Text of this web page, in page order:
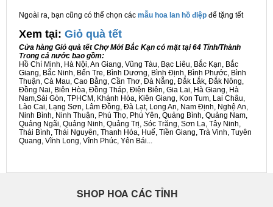
Ngoài ra, bạn cũng có thể chọn các mẫu hoa lan hồ điệp để tặng tết
Xem tại: Giỏ quà tết
Cửa hàng Giỏ quà tết Chợ Mới Bắc Kạn có mặt tại 64 Tỉnh/Thành
Trong cả nước bao gồm:
Hồ Chí Minh, Hà Nội, An Giang, Vũng Tàu, Bạc Liêu, Bắc Kạn, Bắc
Giang, Bắc Ninh, Bến Tre, Bình Dương, Bình Định, Bình Phước, Bình
Thuận, Cà Mau, Cao Bằng, Cần Thơ, Đà Nẵng, Đắk Lắk, Đắk Nông,
Đồng Nai, Biên Hòa, Đồng Tháp, Điện Biên, Gia Lai, Hà Giang, Hà
Nam,Sài Gòn, TPHCM, Khánh Hòa, Kiên Giang, Kon Tum, Lai Châu,
Lào Cai, Lạng Sơn, Lâm Đồng, Đà Lạt, Long An, Nam Định, Nghệ An,
Ninh Bình, Ninh Thuận, Phú Thọ, Phú Yên, Quảng Bình, Quảng Nam,
Quảng Ngãi, Quảng Ninh, Quảng Trị, Sóc Trăng, Sơn La, Tây Ninh,
Thái Bình, Thái Nguyên, Thanh Hóa, Huế, Tiền Giang, Trà Vinh, Tuyên
Quang, Vĩnh Long, Vĩnh Phúc, Yên Bái...
SHOP HOA CÁC TỈNH